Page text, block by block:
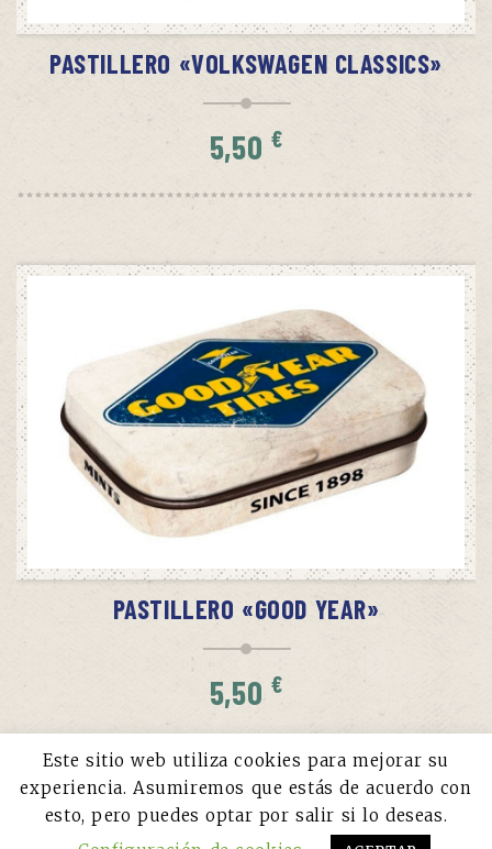
PASTILLERO «VOLKSWAGEN CLASSICS»
5,50 €
PASTILLERO «GOOD YEAR»
5,50 €
Este sitio web utiliza cookies para mejorar su
experiencia. Asumiremos que estás de acuerdo con
esto, pero puedes optar por salir si lo deseas.